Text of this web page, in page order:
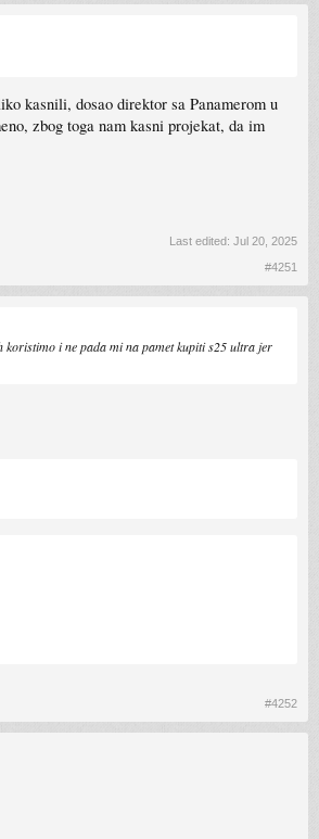
kasnili, dosao direktor sa Panamerom u
zbog toga nam kasni projekat, da im
Last edited: Jul 20, 2025
#4251
koristimo i ne pada mi na pamet kupiti s25 ultra jer
#4252